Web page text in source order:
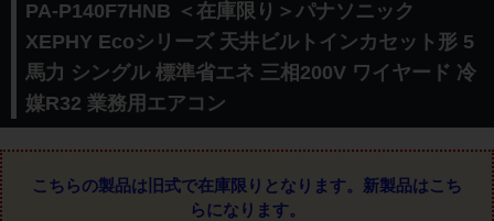
PA-P140F7HNB ＜在庫限り＞パナソニック
XEPHY Ecoシリーズ 天井ビルトインカセット形 5
馬力 シングル 標準省エネ 三相200V ワイヤード 冷
媒R32 業務用エアコン
こちらの製品は旧式で在庫限りとなります。 新製品はこち
らになります。